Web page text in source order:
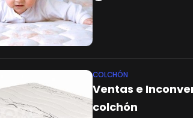
COLCHÓN
Ventas e
colchón